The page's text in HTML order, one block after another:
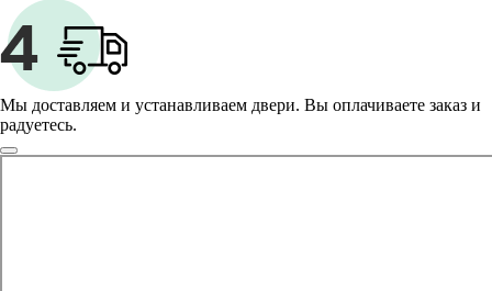
Мы доставляем и устанавливаем двери. Вы оплачиваете заказ и
радуетесь.